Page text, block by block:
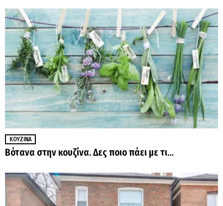
ΚΟΥΖΊΝΑ
Βότανα στην κουζίνα. Δες ποιο πάει με τι…